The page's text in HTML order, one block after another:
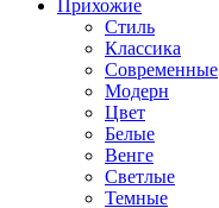
Прихожие
Стиль
Классика
Современные
Модерн
Цвет
Белые
Венге
Светлые
Темные